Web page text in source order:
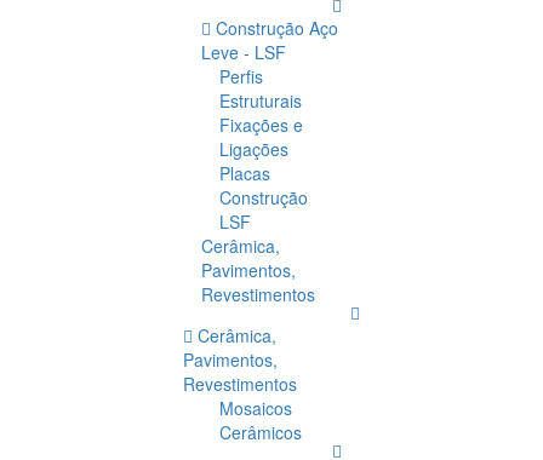
Construção Aço
Leve - LSF
Perfis
Estruturais
Fixações e
Ligações
Placas
Construção
LSF
Cerâmica,
Pavimentos,
Revestimentos
Cerâmica,
Pavimentos,
Revestimentos
Mosaicos
Cerâmicos